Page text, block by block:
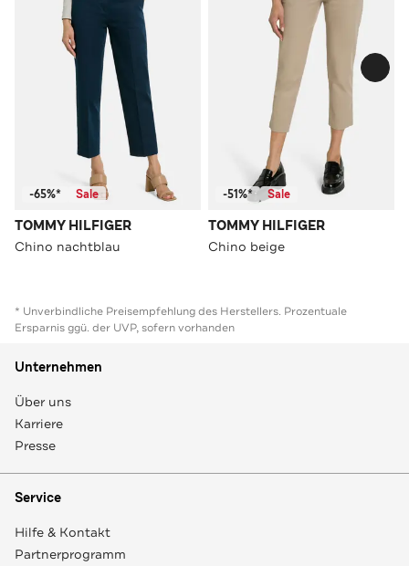
-65%* Sale
TOMMY HILFIGER
Chino nachtblau
-51%* Sale
TOMMY HILFIGER
Chino beige
* Unverbindliche Preisempfehlung des Herstellers. Prozentuale
Ersparnis ggü. der UVP, sofern vorhanden
Unternehmen
Über uns
Karriere
Presse
Service
Hilfe & Kontakt
Partnerprogramm